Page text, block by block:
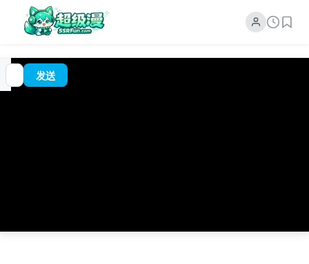
00:00
追
番
?发送